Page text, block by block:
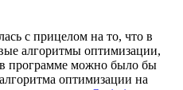
с прицелом на то, что в
алгоритмы оптимизации,
программе можно было бы
оптимизации на